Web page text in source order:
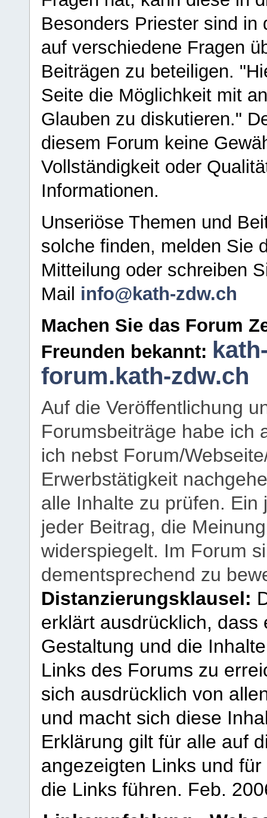
Besonders Priester sind in
auf verschiedene Fragen
Beiträgen zu beteiligen.
Seite die Möglichkeit mit
Glauben zu diskutieren."
diesem Forum keine
Vollständigkeit oder
Informationen.
Unseriöse Themen und
solche finden, melden Sie
Mitteilung oder schreiben
Mail info@kath-zdw.ch
Machen Sie das Forum
Freunden bekannt:
forum.kath-zdw.ch
Auf die Veröffentlichung
Forumsbeiträge habe ich
ich nebst Forum/
Erwerbstätigkeit
alle Inhalte zu prüfen.
jeder Beitrag, die
widerspiegelt. Im Forum
dementsprechend zu
Distanzierungsklausel:
erklärt ausdrücklich,
Gestaltung und die
Links des Forums zu
sich ausdrücklich von
und macht sich diese
Erklärung gilt für alle auf
angezeigten Links und
die Links führen. Feb.